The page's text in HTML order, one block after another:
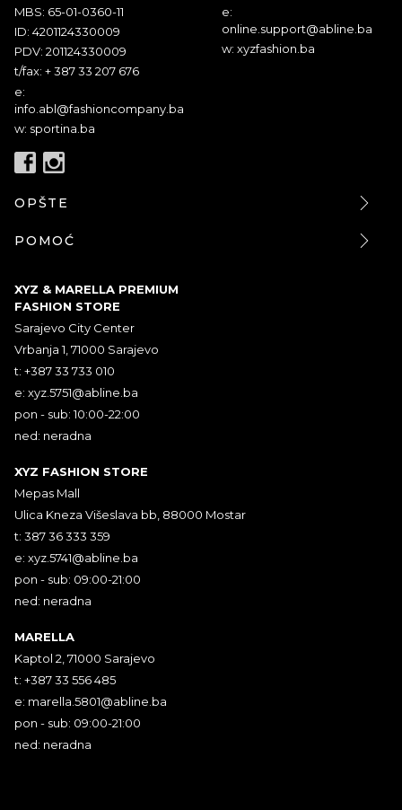
MBS: 65-01-0360-11
ID: 4201124330009
PDV: 201124330009
t/fax: + 387 33 207 676
e:
info.abl@fashioncompany.ba
w: sportina.ba
e:
online.support@abline.ba
w: xyzfashion.ba
OPŠTE
POMOĆ
XYZ & MARELLA PREMIUM
FASHION STORE
Sarajevo City Center
Vrbanja 1, 71000 Sarajevo
t: +387 33 733 010
e: xyz.5751@abline.ba
pon - sub: 10:00-22:00
ned: neradna
XYZ FASHION STORE
Mepas Mall
Ulica Kneza Višeslava bb, 88000 Mostar
t: 387 36 333 359
e: xyz.5741@abline.ba
pon - sub: 09:00-21:00
ned: neradna
MARELLA
Kaptol 2, 71000 Sarajevo
t: +387 33 556 485
e: marella.5801@abline.ba
pon - sub: 09:00-21:00
ned: neradna